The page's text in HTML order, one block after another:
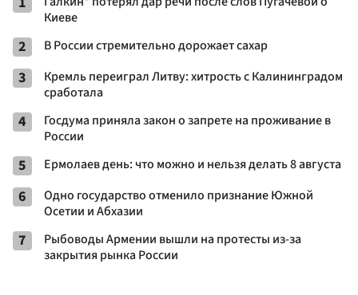
Киеве
2 В России стремительно дорожает сахар
3
Кремль переиграл Литву: хитрость с Калининградом
сработала
4
Госдума приняла закон о запрете на проживание в
России
5 Ермолаев день: что можно и нельзя делать 8 августа
6
Одно государство отменило признание Южной
Осетии и Абхазии
7
Рыбоводы Армении вышли на протесты из-за
закрытия рынка России